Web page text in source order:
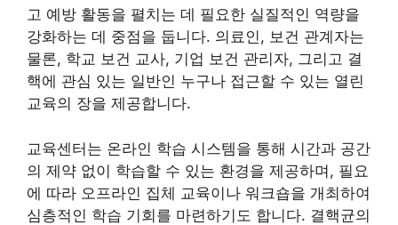
고 예방 활동을 펼치는 데 필요한 실질적인 역량을
강화하는 데 중점을 둡니다. 의료인, 보건 관계자는
물론, 학교 보건 교사, 기업 보건 관리자, 그리고 결
핵에 관심 있는 일반인 누구나 접근할 수 있는 열린
교육의 장을 제공합니다.
교육센터는 온라인 학습 시스템을 통해 시간과 공간
의 제약 없이 학습할 수 있는 환경을 제공하며, 필요
에 따라 오프라인 집체 교육이나 워크숍을 개최하여
심층적인 학습 기회를 마련하기도 합니다. 결핵균의